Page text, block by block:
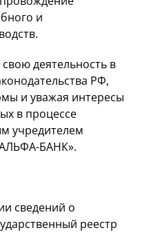
и
деятельность в
РФ,
и уважая интересы
в процессе
учредителем
БАНК».
сведений о
реестр